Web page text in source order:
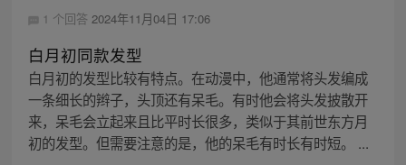
1 个回答 2024年11月04日 17:06
白月初同款发型
白月初的发型比较有特点。在动漫中，他通常将头发编成
一条细长的辫子，头顶还有呆毛。有时他会将头发披散开
来，呆毛会立起来且比平时长很多，类似于其前世东方月
初的发型。但需要注意的是，他的呆毛有时长有时短。 ...